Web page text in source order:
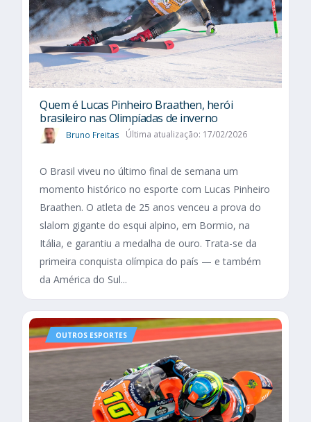
Quem é Lucas Pinheiro Braathen, herói
brasileiro nas Olimpíadas de inverno
Bruno Freitas Última atualização: 17/02/2026
O Brasil viveu no último final de semana um
momento histórico no esporte com Lucas Pinheiro
Braathen. O atleta de 25 anos venceu a prova do
slalom gigante do esqui alpino, em Bormio, na
Itália, e garantiu a medalha de ouro. Trata-se da
primeira conquista olímpica do país — e também
da América do Sul...
OUTROS ESPORTES